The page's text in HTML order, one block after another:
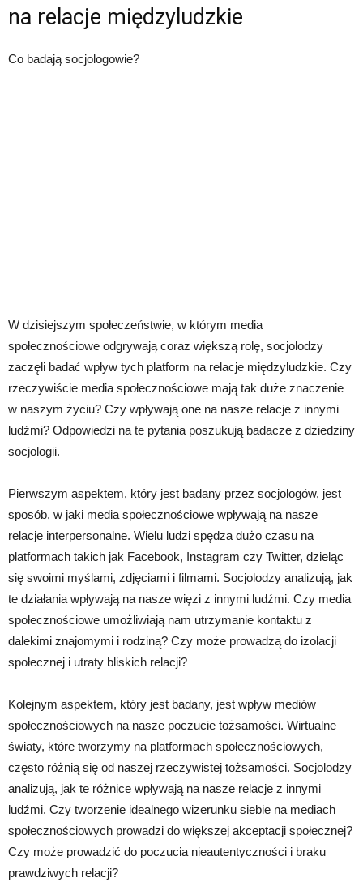
na relacje międzyludzkie
Co badają socjologowie?
W dzisiejszym społeczeństwie, w którym media
społecznościowe odgrywają coraz większą rolę, socjolodzy
zaczęli badać wpływ tych platform na relacje międzyludzkie. Czy
rzeczywiście media społecznościowe mają tak duże znaczenie
w naszym życiu? Czy wpływają one na nasze relacje z innymi
ludźmi? Odpowiedzi na te pytania poszukują badacze z dziedziny
socjologii.
Pierwszym aspektem, który jest badany przez socjologów, jest
sposób, w jaki media społecznościowe wpływają na nasze
relacje interpersonalne. Wielu ludzi spędza dużo czasu na
platformach takich jak Facebook, Instagram czy Twitter, dzieląc
się swoimi myślami, zdjęciami i filmami. Socjolodzy analizują, jak
te działania wpływają na nasze więzi z innymi ludźmi. Czy media
społecznościowe umożliwiają nam utrzymanie kontaktu z
dalekimi znajomymi i rodziną? Czy może prowadzą do izolacji
społecznej i utraty bliskich relacji?
Kolejnym aspektem, który jest badany, jest wpływ mediów
społecznościowych na nasze poczucie tożsamości. Wirtualne
światy, które tworzymy na platformach społecznościowych,
często różnią się od naszej rzeczywistej tożsamości. Socjolodzy
analizują, jak te różnice wpływają na nasze relacje z innymi
ludźmi. Czy tworzenie idealnego wizerunku siebie na mediach
społecznościowych prowadzi do większej akceptacji społecznej?
Czy może prowadzić do poczucia nieautentyczności i braku
prawdziwych relacji?